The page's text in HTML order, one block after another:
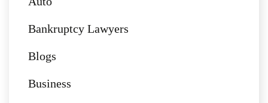
Bankruptcy Lawyers
Blogs
Business